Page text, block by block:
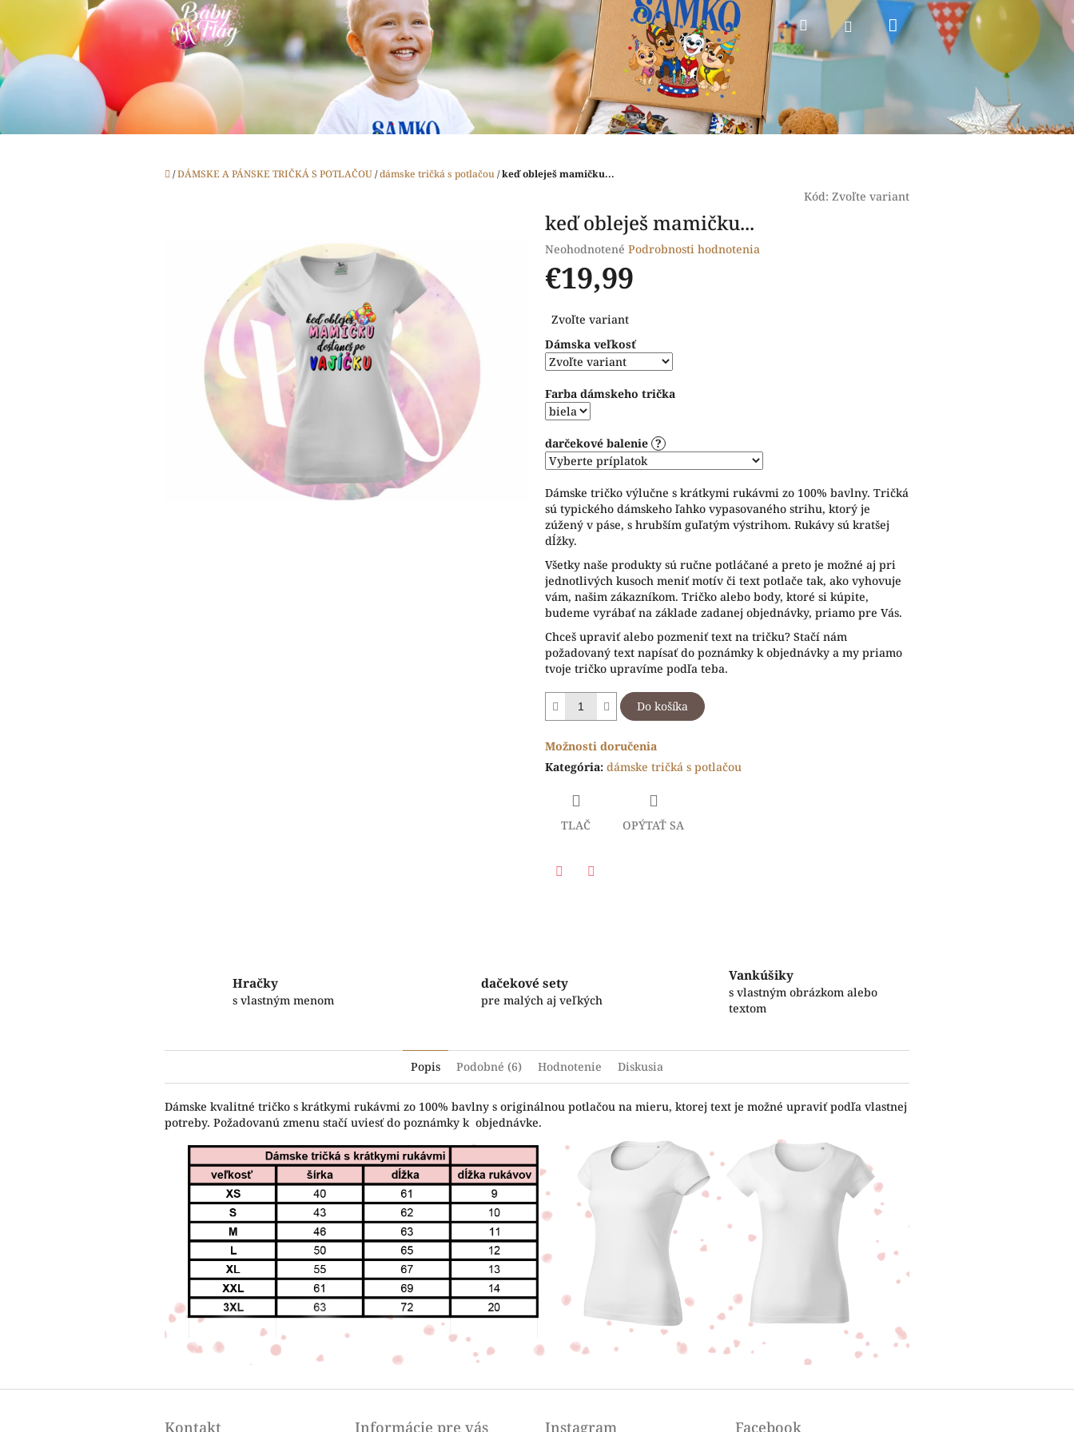
obsah
HľadaťPrihlásenieNákupný
Domov
/DÁMSKE A PÁNSKE TRIČKÁ S POTLAČOU/dámske tričká s potlačou/keď obleješ mamičku...
Kód: Zvoľte variant
keď obleješ mamičku...
Priemerné
hodnotenie
produktu
0,0
5
hviezdičiek.
Neohodnotené Podrobnosti hodnotenia
€19,99
cena:
Zvoľte variant
Dámska veľkosť
Farba dámskeho trička
darčekové balenie ?
Dámske tričko výlučne s krátkymi rukávmi zo 100% bavlny. Tričká
sú typického dámskeho ľahko vypasovaného strihu, ktorý je
zúžený v páse, s hrubším guľatým výstrihom. Rukávy sú kratšej
dĺžky.
Všetky naše produkty sú ručne potláčané a preto je možné aj pri
jednotlivých kusoch meniť motív či text potlače tak, ako vyhovuje
vám, našim zákazníkom. Tričko alebo body, ktoré si kúpite,
budeme vyrábať na základe zadanej objednávky, priamo pre Vás.
Chceš upraviť alebo pozmeniť text na tričku? Stačí nám
požadovaný text napísať do poznámky k objednávky a my priamo
tvoje tričko upravíme podľa teba.
Do košíka
Možnosti doručenia
Kategória: dámske tričká s potlačou
TLAČ OPÝTAŤ SA
Hračky
s vlastným menom
dačekové sety
pre malých aj veľkých
Vankúšiky
s vlastným obrázkom alebo
textom
Popis Podobné (6) Hodnotenie Diskusia
Dámske kvalitné tričko s krátkymi rukávmi zo 100% bavlny s originálnou potlačou na mieru, ktorej text je možné upraviť podľa vlastnej
potreby. Požadovanú zmenu stačí uviesť do poznámky k objednávke.
Kontakt Informácie pre vás Instagram Facebook